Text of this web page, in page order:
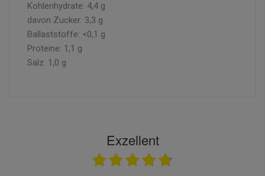
Kohlenhydrate: 4,4 g
davon Zucker: 3,3 g
Ballaststoffe: <0,1 g
Proteine: 1,1 g
Salz: 1,0 g
Exzellent